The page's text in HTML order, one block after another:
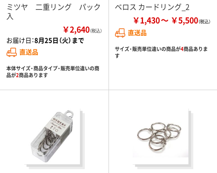
ミツヤ 二重リング パック
入
￥2,640（税込）
お届け日：8月25日（火）まで
直送品
本体サイズ・商品タイプ・販売単位違いの商
品が2商品あります
ベロス カードリング_2
￥1,430 ￥5,500
直送品
サイズ・販売単位違いの商品が4商品ありま
す